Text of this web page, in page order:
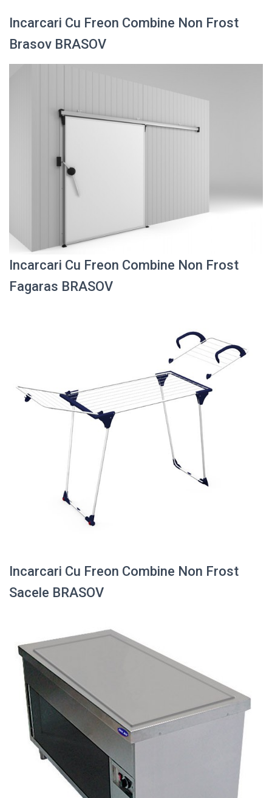
Incarcari Cu Freon Combine Non Frost
Brasov BRASOV
Incarcari Cu Freon Combine Non Frost
Fagaras BRASOV
Incarcari Cu Freon Combine Non Frost
Sacele BRASOV